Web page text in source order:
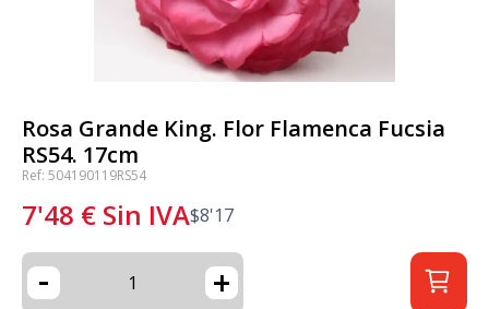
Rosa Grande King. Flor Flamenca Fucsia
RS54. 17cm
Ref: 504190119RS54
7'48 € Sin IVA$8'17
- +